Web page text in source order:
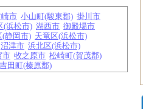
市 小山町(駿東郡) 掛川市
(浜松市) 湖西市 御殿場市
(静岡市) 天竜区(浜松市)
沼津市 浜北区(浜松市)
市 牧之原市 松崎町(賀茂郡)
吉田町(榛原郡)